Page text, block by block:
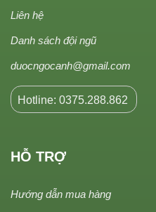
Liên hệ
Danh sách đội ngũ
duocngocanh@gmail.com
Hotline: 0375.288.862
HỖ TRỢ
Hướng dẫn mua hàng